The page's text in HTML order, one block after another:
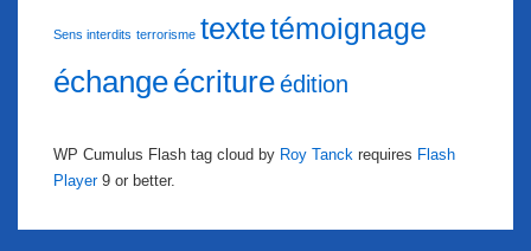
Sens interdits terrorisme textetémoignage
échangeécritureédition
WP Cumulus Flash tag cloud by Roy Tanck requires Flash
Player9 or better.